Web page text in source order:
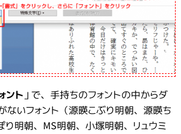
ント」で、手持ちのフォントの中からダ
ないフォント（源暎こぶり明朝、源暎ち
り明朝、MS明朝、小塚明朝、リュウミ